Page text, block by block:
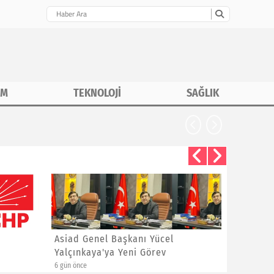
TEKNOLOJİ SAĞLIK
Asiad Genel Başkanı Yücel
Yalçınkaya'ya Yeni Görev
6 gün önce